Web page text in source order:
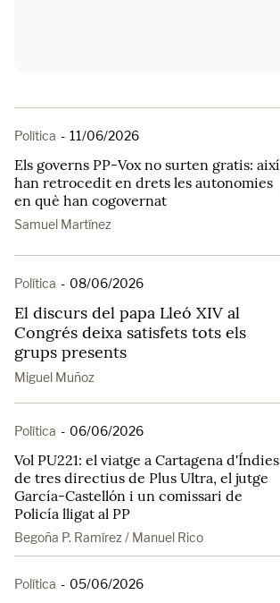
Política - 11/06/2026
Els governs PP-Vox no surten gratis: així
han retrocedit en drets les autonomies
en què han cogovernat
Samuel Martínez
Política - 08/06/2026
El discurs del papa Lleó XIV al
Congrés deixa satisfets tots els
grups presents
Miguel Muñoz
Política - 06/06/2026
Vol PU221: el viatge a Cartagena d'Índies
de tres directius de Plus Ultra, el jutge
García-Castellón i un comissari de
Policía lligat al PP
Begoña P. Ramírez / Manuel Rico
Política - 05/06/2026